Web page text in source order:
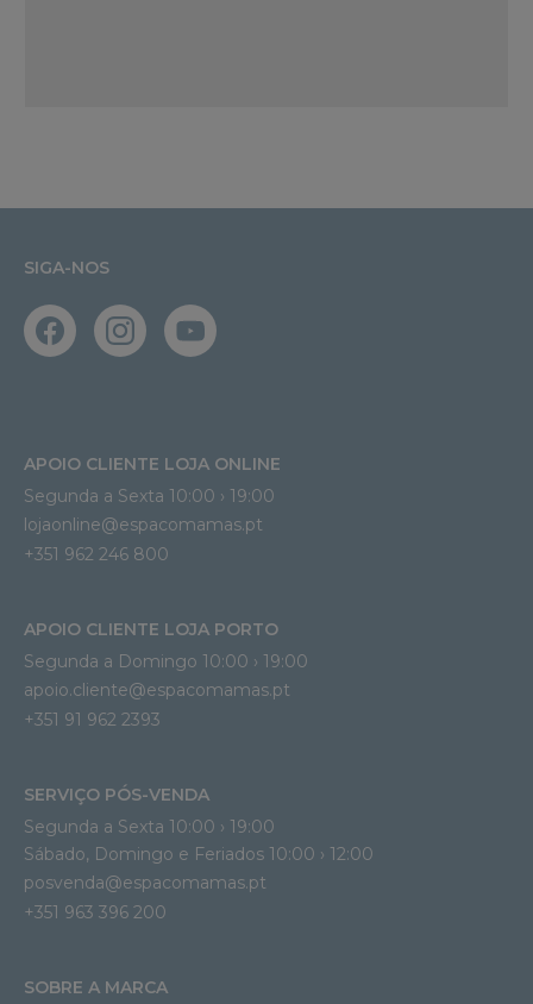
SIGA-NOS
APOIO CLIENTE LOJA ONLINE
Segunda a Sexta 10:00 › 19:00
lojaonline@espacomamas.pt
+351 962 246 800
APOIO CLIENTE LOJA PORTO
Segunda a Domingo 10:00 › 19:00
apoio.cliente@espacomamas.pt
+351 91 962 2393
SERVIÇO PÓS-VENDA
Segunda a Sexta 10:00 › 19:00
Sábado, Domingo e Feriados 10:00 › 12:00
posvenda@espacomamas.pt
+351 963 396 200
SOBRE A MARCA